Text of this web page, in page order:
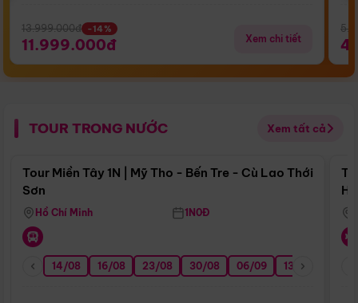
13.999.000đ -14%
11.999.000đ Xem chi tiết
TOUR TRONG NƯỚC Xem tất cả
Điểm nổi bật
Tour Miền Tây 1N | Mỹ Tho - Bến Tre - Cù Lao Thới
Sơn
Hồ Chí Minh 1N0Đ
14/08 16/08 23/08 30/08 06/09 13/09